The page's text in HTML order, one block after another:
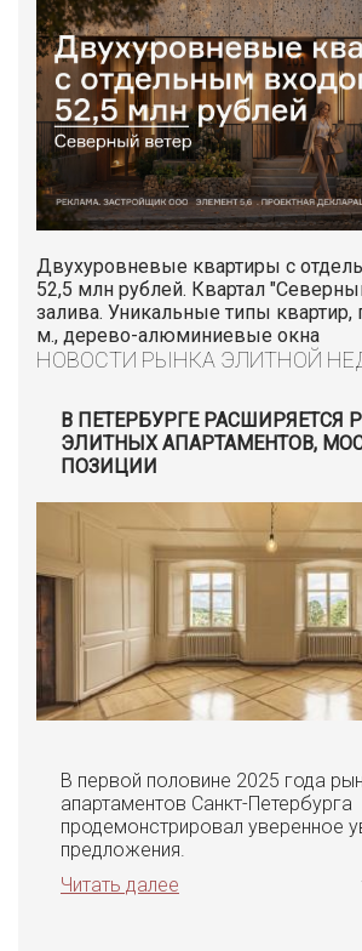
Двухуровневые квартиры с
52,5 млн рублей. Квартал
залива. Уникальные типы квартир,
м., дерево-алюминиевые окна
НОВОСТИ РЫНКА ЭЛИТНОЙ
В ПЕТЕРБУРГЕ РАСШИРЯЕТСЯ
ЭЛИТНЫХ АПАРТАМЕНТОВ,
ПОЗИЦИИ
В первой половине 2025 года
апартаментов Санкт-Петербурга
продемонстрировал уверенное
предложения.
Читать далее